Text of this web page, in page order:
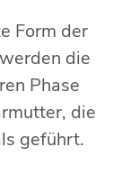
Form der
die
Phase
die
geführt.